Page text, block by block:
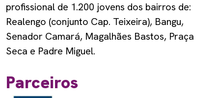
profissional de 1.200 jovens dos bairros de:
Realengo (conjunto Cap. Teixeira), Bangu,
Senador Camará, Magalhães Bastos, Praça
Seca e Padre Miguel.
Parceiros